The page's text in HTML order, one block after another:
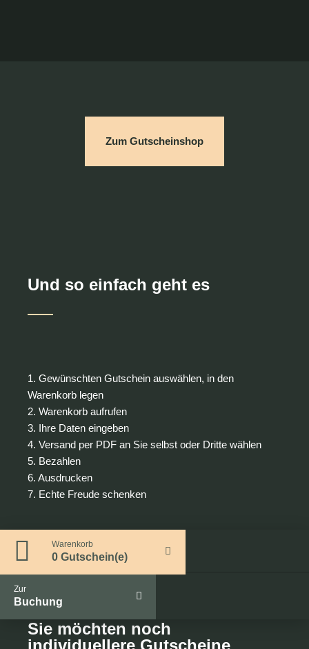
Zum Gutscheinshop
Und so einfach geht es
1. Gewünschten Gutschein auswählen, in den
Warenkorb legen
2. Warenkorb aufrufen
3. Ihre Daten eingeben
4. Versand per PDF an Sie selbst oder Dritte wählen
5. Bezahlen
6. Ausdrucken
7. Echte Freude schenken
Sie möchten noch
individuellere Gutscheine
Warenkorb
0 Gutschein(e)
Zur
Buchung